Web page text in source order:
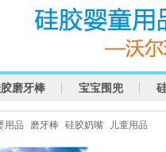
磨牙棒 宝宝围兜
用品 磨牙棒 硅胶奶嘴 儿童用品